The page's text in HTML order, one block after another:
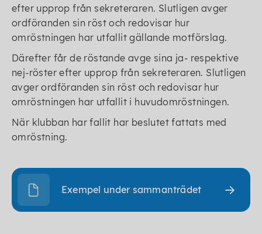
efter upprop från sekreteraren. Slutligen avger
ordföranden sin röst och redovisar hur
omröstningen har utfallit gällande motförslag.
Därefter får de röstande avge sina ja- respektive
nej-röster efter upprop från sekreteraren. Slutligen
avger ordföranden sin röst och redovisar hur
omröstningen har utfallit i huvudomröstningen.
När klubban har fallit har beslutet fattats med
omröstning.
Exempel under sammanträdet